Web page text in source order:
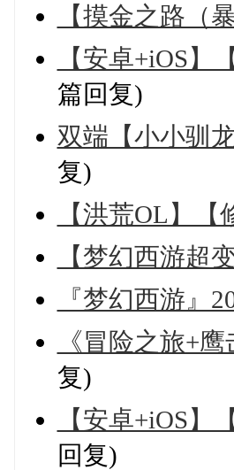
【摸金之路（
【安卓+iOS
篇回复)
双端【小小驯
复)
【洪荒OL】
【梦幻西游超
『梦幻西游』
《冒险之旅+
复)
【安卓+iOS
回复)